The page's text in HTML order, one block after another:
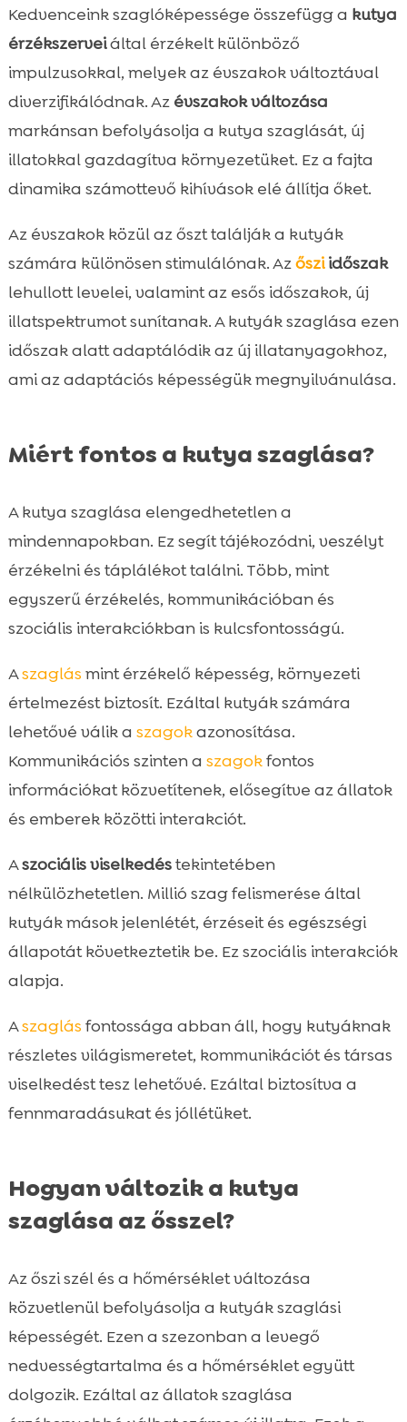
Kedvenceink szaglóképessége összefügg a kutya
érzékszerveiáltal érzékelt különböző
impulzusokkal, melyek az évszakok változtával
diverzifikálódnak. Az évszakok változása
markánsan befolyásolja a kutya szaglását, új
illatokkal gazdagítva környezetüket. Ez a fajta
dinamika számottevő kihívások elé állítja őket.
Az évszakok közül az őszt találják a kutyák
számára különösen stimulálónak. Azősziidőszak
lehullott levelei, valamint az esős időszakok, új
illatspektrumot sunítanak. A kutyák szaglása ezen
időszak alatt adaptálódik az új illatanyagokhoz,
ami az adaptációs képességük megnyilvánulása.
Miért fontos a kutya szaglása?
A kutya szaglása elengedhetetlen a
mindennapokban. Ez segít tájékozódni, veszélyt
érzékelni és táplálékot találni. Több, mint
egyszerű érzékelés, kommunikációban és
szociális interakciókban is kulcsfontosságú.
Aszaglás mint érzékelő képesség, környezeti
értelmezést biztosít. Ezáltal kutyák számára
lehetővé válik a szagokazonosítása.
Kommunikációs szinten a szagokfontos
információkat közvetítenek, elősegítve az állatok
és emberek közötti interakciót.
Aszociális viselkedéstekintetében
nélkülözhetetlen. Millió szag felismerése által
kutyák mások jelenlétét, érzéseit és egészségi
állapotát következtetik be. Ez szociális interakciók
alapja.
Aszaglás fontossága abban áll, hogy kutyáknak
részletes világismeretet, kommunikációt és társas
viselkedést tesz lehetővé. Ezáltal biztosítva a
fennmaradásukat és jóllétüket.
Hogyan változik a kutya
szaglása az ősszel?
Az őszi szél és a hőmérséklet változása
közvetlenül befolyásolja a kutyák szaglási
képességét. Ezen a szezonban a levegő
nedvességtartalma és a hőmérséklet együtt
dolgozik. Ezáltal az állatok szaglása